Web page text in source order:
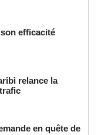
efficacité
relance la
en quête de